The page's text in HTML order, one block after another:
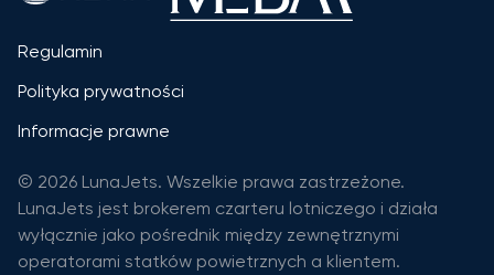
Regulamin
Polityka prywatności
Informacje prawne
© 2026 LunaJets. Wszelkie prawa zastrzeżone.
LunaJets jest brokerem czarteru lotniczego i działa
wyłącznie jako pośrednik między zewnętrznymi
operatorami statków powietrznych a klientem.